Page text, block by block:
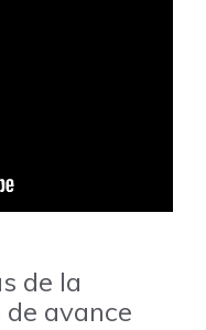
de la
avance